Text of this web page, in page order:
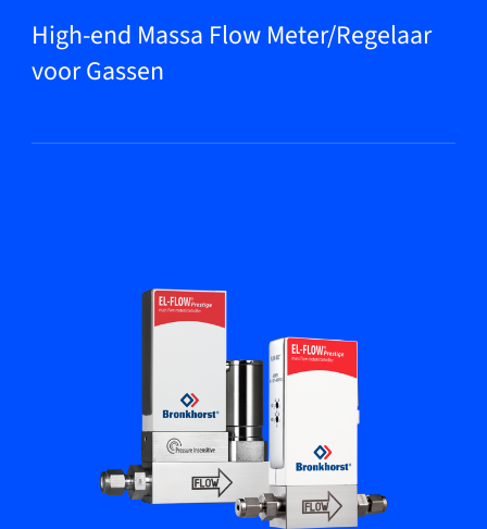
Markets
Bronkhorst
Neem contact op
High-end Massa Flow Meter/Regelaar
voor Gassen